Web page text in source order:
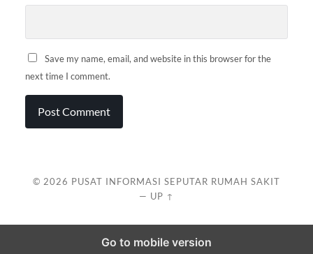
Save my name, email, and website in this browser for the
next time I comment.
© 2026 PUSAT INFORMASI SEPUTAR RUMAH SAKIT
— UP ↑
Go to mobile version